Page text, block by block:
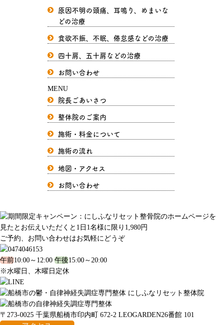
原因不明の頭痛、耳鳴り、めまいな
どの治療
食欲不振、不眠、倦怠感などの治療
四十肩、五十肩などの治療
お問い合わせ
MENU
院長ごあいさつ
整体院のご案内
施術・料金について
施術の流れ
地図・アクセス
お問い合わせ
ご予約、お問い合わせはお気軽にどうぞ
午前10:00～12:00 午後15:00～20:00
※水曜日、木曜日定休
〒273-0025 千葉県船橋市印内町 672-2 LEOGARDEN26番館 101